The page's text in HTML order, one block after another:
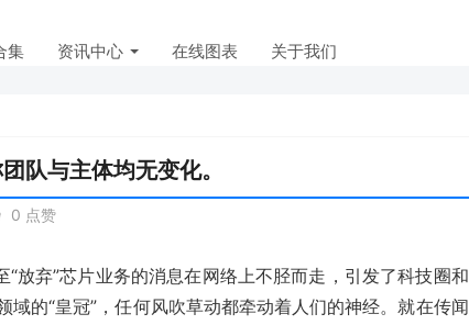
集 资讯中心 在线图表 关于我们
队与主体均无变化。
0 点赞
“放弃”芯片业务的消息在网络上不胫而走，引发了科技圈和
的“皇冠”，任何风吹草动都牵动着人们的神经。就在传闻